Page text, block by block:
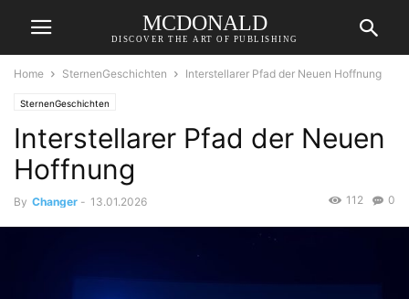
MCDONALD
DISCOVER THE ART OF PUBLISHING
Home SternenGeschichten Interstellarer Pfad der Neuen Hoffnung
SternenGeschichten
Interstellarer Pfad der Neuen
Hoffnung
By Changer - 13.01.2026 0
112